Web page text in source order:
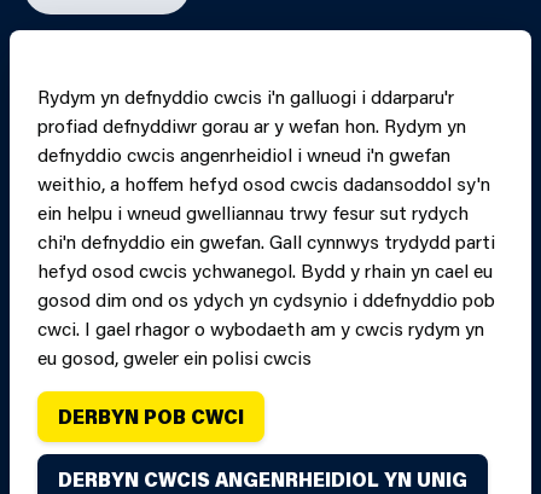
Rydym yn defnyddio cwcis i'n galluogi i ddarparu'r
profiad defnyddiwr gorau ar y wefan hon. Rydym yn
defnyddio cwcis angenrheidiol i wneud i'n gwefan
weithio, a hoffem hefyd osod cwcis dadansoddol sy'n
ein helpu i wneud gwelliannau trwy fesur sut rydych
chi'n defnyddio ein gwefan. Gall cynnwys trydydd parti
hefyd osod cwcis ychwanegol. Bydd y rhain yn cael eu
gosod dim ond os ydych yn cydsynio i ddefnyddio pob
cwci. I gael rhagor o wybodaeth am y cwcis rydym yn
eu gosod, gweler ein polisi cwcis
DERBYN POB CWCI
DERBYN CWCIS ANGENRHEIDIOL YN UNIG
PRINT PAGE
Hawlfraint Gwasanaeth Tân ac Achub Canolbarth a